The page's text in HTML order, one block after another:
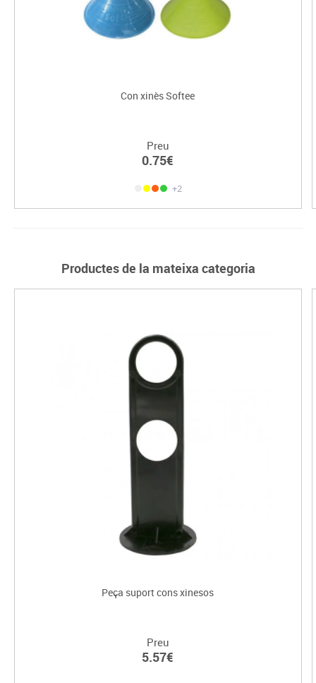
Con xinès Softee
Preu
0.75€
+2
Productes de la mateixa categoria
Peça suport cons xinesos
Preu
5.57€